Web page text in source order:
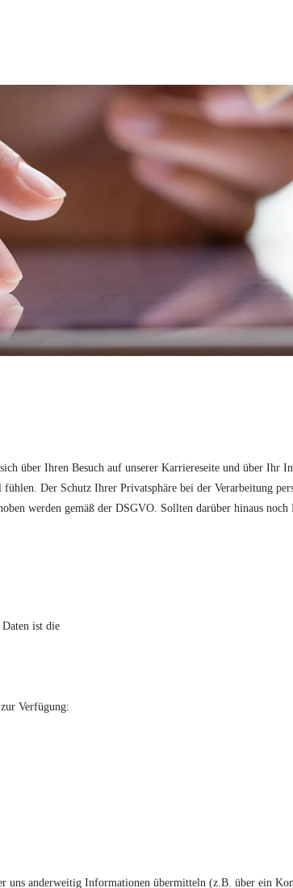
über Ihren Besuch auf unserer Karriereseite und über Ihr
Der Schutz Ihrer Privatsphäre bei der Verarbeitung
werden gemäß der DSGVO. Sollten darüber hinaus
ist die
Verfügung:
uns anderweitig Informationen übermitteln (z.B. über ein